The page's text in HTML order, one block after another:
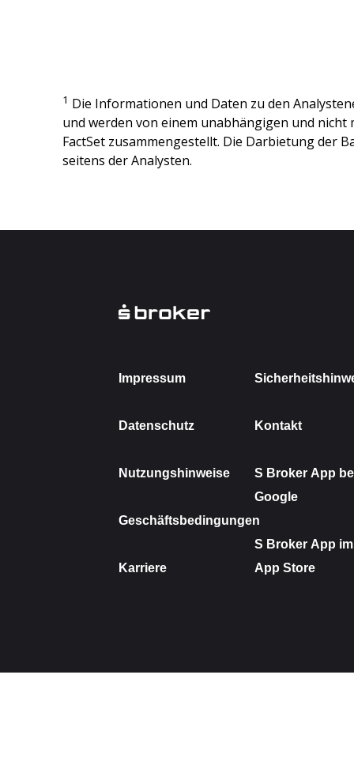
1 Die Informationen und Daten zu den
und werden von einem unabhängigen und nicht
FactSet zusammengestellt. Die Darbietung der
seitens der Analysten.